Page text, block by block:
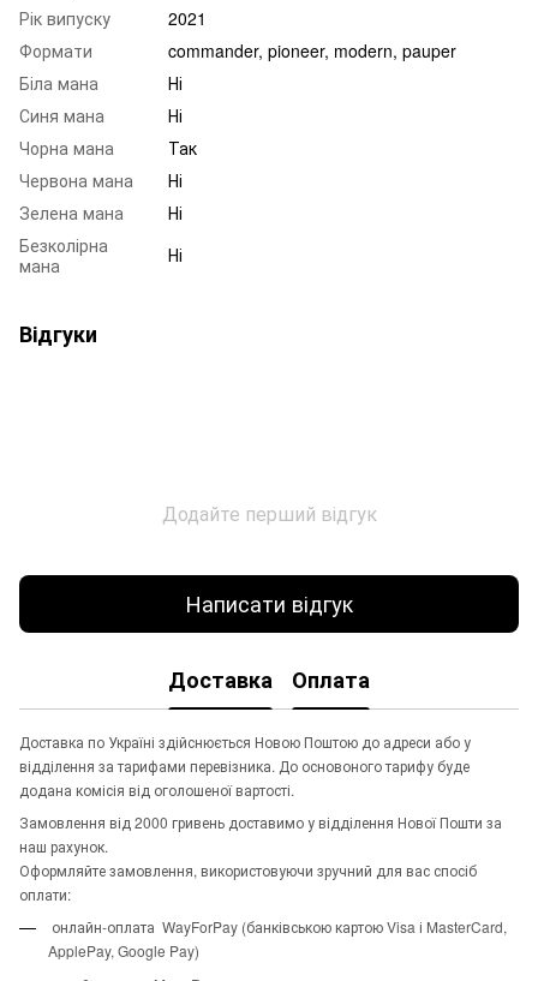
Рік випуску
2021
Формати
commander, pioneer, modern, pauper
Біла мана
Ні
Синя мана
Ні
Чорна мана
Так
Червона мана
Ні
Зелена мана
Ні
Безколірна
мана
Ні
Відгуки
Додайте перший відгук
Написати відгук
Доставка Оплата
Доставка по Україні здійснюється Новою Поштою до адреси або у
відділення за тарифами перевізника. До основоного тарифу буде
додана комісія від оголошеної вартості.
Замовлення від 2000 гривень доставимо у відділення Нової Пошти за
наш рахунок.
Оформляйте замовлення, використовуючи зручний для вас спосіб
оплати:
онлайн-оплата WayForPay (банківською картою Visa і MasterCard,
ApplePay, Google Pay)